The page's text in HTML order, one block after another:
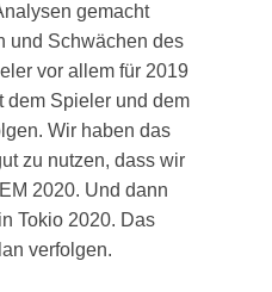
gemacht
und Schwächen des
vor allem für 2019
dem Spieler und dem
Wir haben das
zu nutzen, dass wir
2020. Und dann
Tokio 2020. Das
verfolgen.